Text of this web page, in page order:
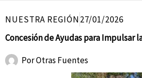
NUESTRA REGIÓN27/01/2026
Concesión de Ayudas para Impulsar
PorOtras Fuentes